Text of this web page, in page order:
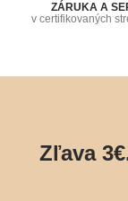
ZÁRUKA A
v certifikovaných
Zľava